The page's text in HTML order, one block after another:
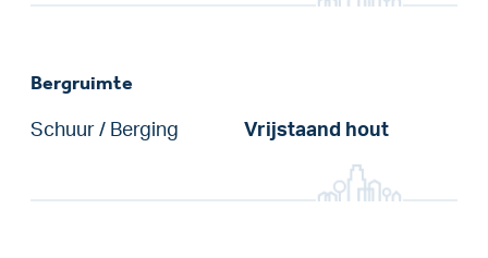
Bergruimte
Schuur / Berging Vrijstaand hout